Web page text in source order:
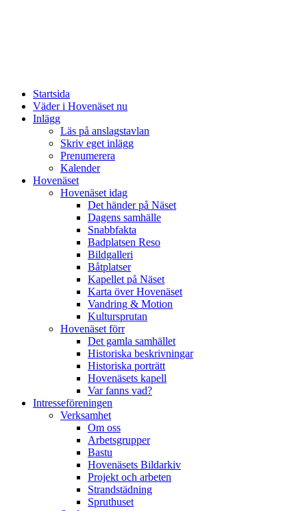
Startsida
Väder i Hovenäset nu
Inlägg
Läs på anslagstavlan
Skriv eget inlägg
Prenumerera
Kalender
Hovenäset
Hovenäset idag
Det händer på Näset
Dagens samhälle
Snabbfakta
Badplatsen Reso
Bildgalleri
Båtplatser
Kapellet på Näset
Karta över Hovenäset
Vandring & Motion
Kultursprutan
Hovenäset förr
Det gamla samhället
Historiska beskrivningar
Historiska porträtt
Hovenäsets kapell
Var fanns vad?
Intresseföreningen
Verksamhet
Om oss
Arbetsgrupper
Bastu
Hovenäsets Bildarkiv
Projekt och arbeten
Strandstädning
Spruthuset